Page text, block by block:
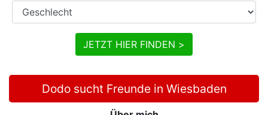
Geschlecht
JETZT HIER FINDEN >
Dodo sucht Freunde in Wiesbaden